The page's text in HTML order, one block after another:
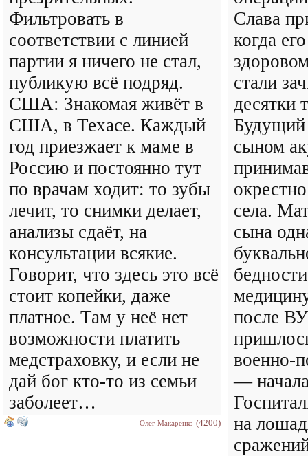
Фильтровать в
соответствии с линией
партии я ничего не стал,
публикую всё подряд.
США: Знакомая живёт в
США, в Техасе. Каждый
год приезжает к маме в
Россию и постоянно тут
по врачам ходит: то зубы
лечит, то снимки делает,
анализы сдаёт, на
консультации всякие.
Говорит, что здесь это всё
стоит копейки, даже
платное. Там у неё нет
возможности платить
медстраховку, и если не
дай бог кто-то из семьи
заболеет…
Олег Макаренко (4200)
Слава
когда
стали
десятки
сыном
села.
сына
после
военно-
—
на